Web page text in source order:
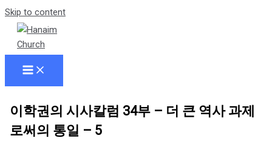
Skip to content
이학권의 시사칼럼 34부 – 더 큰 역사 과제
로써의 통일 – 5